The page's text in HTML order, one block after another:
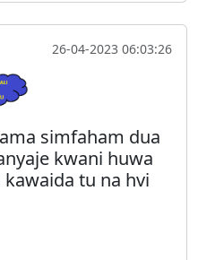
26-04-2023 06:03:26
simfaham dua
kwani huwa
tu na hvi